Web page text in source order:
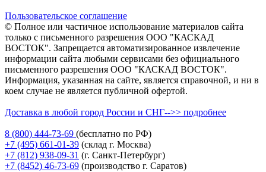
Пользовательское соглашение
© Полное или частичное использование материалов сайта
только с письменного разрешения ООО "КАСКАД
ВОСТОК". Запрещается автоматизированное извлечение
информации сайта любыми сервисами без официального
письменного разрешения ООО "КАСКАД ВОСТОК".
Информация, указанная на сайте, является справочной, и ни в
коем случае не является публичной офертой.
Доставка в любой город России и СНГ-->> подробнее
8 (800) 444-73-69 (бесплатно по РФ)
+7 (495) 661-01-39 (склад г. Москва)
+7 (812) 938-09-31 (г. Санкт-Петербург)
+7 (8452) 46-73-69 (производство г. Саратов)